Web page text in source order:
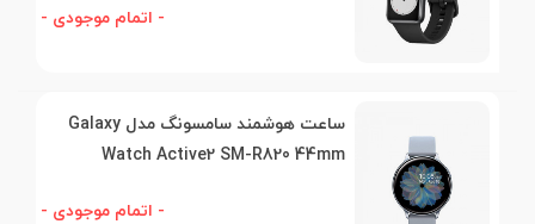
- اتمام موجودی -
ساعت هوشمند سامسونگ مدل Galaxy
Watch Active2 SM-R820 44mm
- اتمام موجودی -